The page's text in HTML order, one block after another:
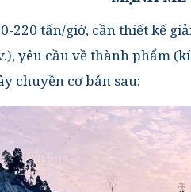
220 tấn/giờ, cần thiết kế
yêu cầu về thành phẩm
chuyền cơ bản sau: